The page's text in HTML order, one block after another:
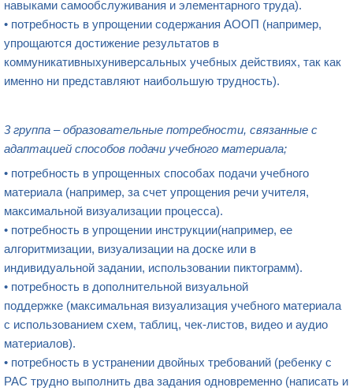
навыками самообслуживания и элементарного труда).
• потребность в упрощении содержания АООП ​(например,
упрощаются достижение результатов в
коммуникативныхуниверсальных учебных действиях, так как
именно ни представляют наибольшую трудность).
3 группа – образовательные потребности, связанные с
адаптацией способов подачи учебного материала;​
• потребность в упрощенных способах подачи учебного
материала (например, за счет упрощения речи учителя,
максимальной визуализации процесса).
• потребность в упрощении инструкции(например, ее
алгоритмизации, визуализации на доске или в
индивидуальной задании, использовании пиктограмм).
• потребность в дополнительной визуальной
поддержке (максимальная визуализация учебного материала
с использованием схем, таблиц, чек-листов, видео и аудио
материалов).
• потребность в устранении двойных требований (ребенку с
РАС трудно выполнить два задания одновременно (написать и